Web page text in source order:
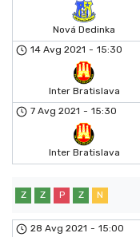
Nová Dedinka
14 Avg 2021 - 15:30
Inter Bratislava
7 Avg 2021 - 15:30
Inter Bratislava
Z Z P Z N
28 Avg 2021 - 15:00